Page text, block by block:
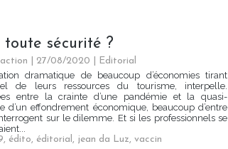
sécurité ?
| 27/08/2020
Editorial
dramatique de beaucoup d’économies tirant
de leurs ressources du tourisme, interpelle.
entre la crainte d’une pandémie et la quasi-
d’un effondrement économique, beaucoup d’entre
sur le dilemme. Et si les professionnels se
, édito, éditorial, jean da Luz, vaccin